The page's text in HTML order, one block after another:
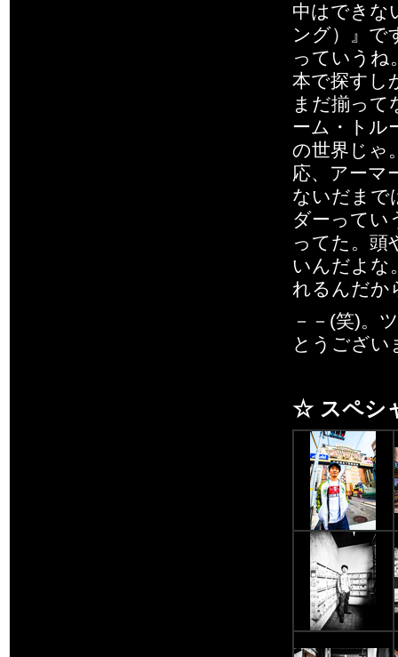
中はできな
ング）』で
っていうね
本で探すし
まだ揃って
ーム・トル
の世界じゃ
応、アーマ
ないだまで
ダーってい
ってた。頭
いんだよな
れるんだ
－－(笑)。
とうござい
☆ スペシ